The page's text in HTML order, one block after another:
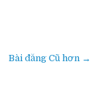
Bài đăng Cũ hơn →